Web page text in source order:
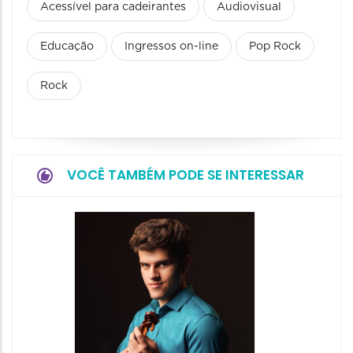
Acessível para cadeirantes Audiovisual
Educação Ingressos on-line Pop Rock
Rock
VOCÊ TAMBÉM PODE SE INTERESSAR